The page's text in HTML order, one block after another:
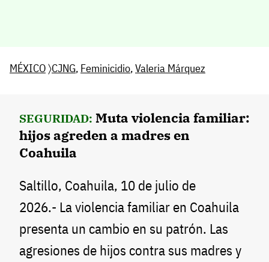
MÉXICO〉CJNG, Feminicidio,Valeria Márquez
SEGURIDAD: Muta violencia familiar:
hijos agreden a madres en
Coahuila
Saltillo, Coahuila, 10 de julio de
2026.- La violencia familiar en Coahuila
presenta un cambio en su patrón. Las
agresiones de hijos contra sus madres y